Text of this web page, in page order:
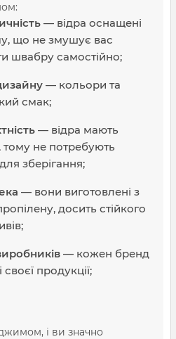
— відра оснащені
що не змушує вас
швабру самостійно;
— кольори та
смак;
— відра мають
тому не потребують
зберігання;
— вони виготовлені з
досить стійкого
— кожен бренд
продукції;
і ви значно